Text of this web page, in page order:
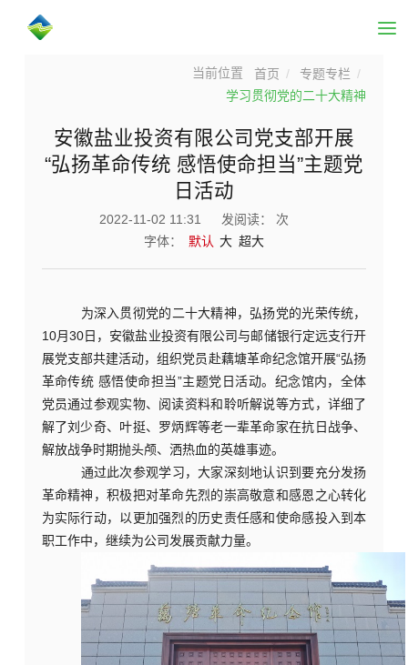
首页
专题专栏
学习贯彻党的二十大精神
安徽盐业投资有限公司党支部开展
“弘扬革命传统 感悟使命担当”主题党
日活动
2022-11-02 11:31 发阅读：
次
字体：
默认 大 超大
为深入贯彻党的二十大精神，弘扬党的光荣传统，
10月30日，安徽盐业投资有限公司与邮储银行定远支行开
展党支部共建活动，组织党员赴藕塘革命纪念馆开展“弘扬
革命传统 感悟使命担当”主题党日活动。纪念馆内，全体
党员通过参观实物、阅读资料和聆听解说等方式，详细了
解了刘少奇、叶挺、罗炳辉等老一辈革命家在抗日战争、
解放战争时期抛头颅、洒热血的英雄事迹。
通过此次参观学习，大家深刻地认识到要充分发扬
革命精神，积极把对革命先烈的崇高敬意和感恩之心转化
为实际行动，以更加强烈的历史责任感和使命感投入到本
职工作中，继续为公司发展贡献力量。